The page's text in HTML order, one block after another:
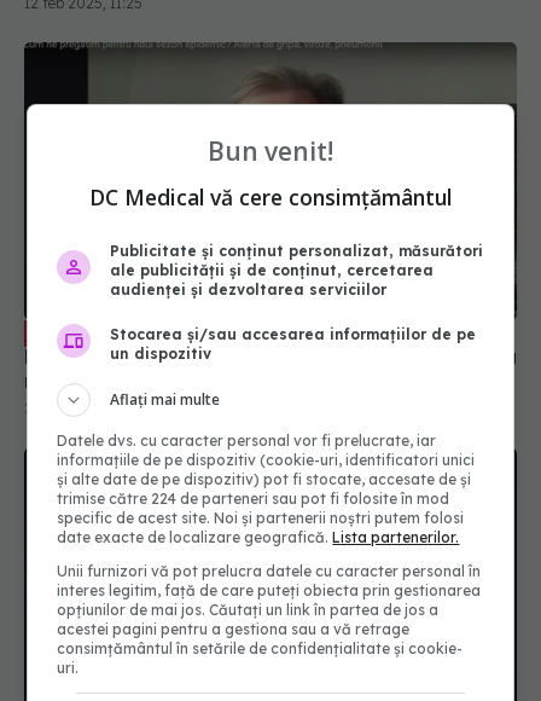
EXCLUSIV Paxlovid, noul antiviral pentru COVID.
Rafila: Va fi la dispoziția pacienților care vor avea
28 sep 2023, 12:31
SUA restrânge condiţiile de acces la vaccinurile
anti-COVID-19. Cine mai are voie să se vaccineze
Bun venit!
DC Medical vă cere consimțământul
Publicitate și conținut personalizat, măsurători
ale publicității și de conținut, cercetarea
audienței și dezvoltarea serviciilor
Stocarea și/sau accesarea informațiilor de pe
un dispozitiv
Aflați mai multe
Datele dvs. cu caracter personal vor fi prelucrate, iar
informațiile de pe dispozitiv (cookie-uri, identificatori unici
și alte date de pe dispozitiv) pot fi stocate, accesate de și
trimise către 224 de parteneri sau pot fi folosite în mod
specific de acest site. Noi și partenerii noștri putem folosi
date exacte de localizare geografică.Lista partenerilor.
Unii furnizori vă pot prelucra datele cu caracter personal în
interes legitim, față de care puteți obiecta prin gestionarea
opțiunilor de mai jos. Căutați un link în partea de jos a
acestei pagini pentru a gestiona sau a vă retrage
consimțământul în setările de confidențialitate și cookie-
uri.